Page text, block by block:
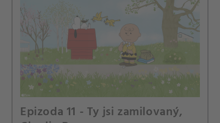
Epizoda 11 - Ty jsi zamilovaný,